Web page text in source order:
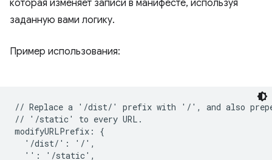
которая изменяет записи в манифесте, используя
заданную вами логику.
Пример использования:
// Replace a '/dist/' prefix with '/', and also
// '/static' to every URL.
modifyURLPrefix: {
  '/dist/': '/',
  '': '/static',